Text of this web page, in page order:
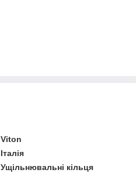
Viton
Італія
Ущільнювальні кільця